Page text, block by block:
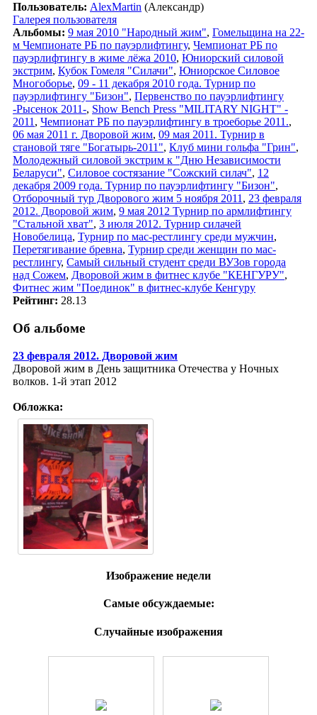
Пользователь: AlexMartin (Александр)
Галерея пользователя
Альбомы: 9 мая 2010 "Народный жим", Гомельщина на 22-
м Чемпионате РБ по пауэрлифтингу, Чемпионат РБ по
пауэрлифтингу в жиме лёжа 2010, Юниорский силовой
экстрим, Кубок Гомеля "Силачи", Юниорское Силовое
Многоборье, 09 - 11 декабря 2010 года. Турнир по
пауэрлифтингу "Бизон", Первенство по пауэрлифтингу
-Рысенок 2011-, Show Bench Press "MILITARY NIGHT" -
2011 , Чемпионат РБ по пауэрлифтингу в троеборье 2011.,
06 мая 2011 г. Дворовой жим, 09 мая 2011. Турнир в
становой тяге "Богатырь-2011", Клуб мини гольфа "Грин",
Молодежный силовой экстрим к "Дню Независимости
Беларуси", Силовое состязание "Сожский силач", 12
декабря 2009 года. Турнир по пауэрлифтингу "Бизон",
Отборочный тур Дворового жим 5 ноября 2011 , 23 февраля
2012. Дворовой жим, 9 мая 2012 Турнир по армлифтингу
"Стальной хват", 3 июля 2012. Турнир силачей
Новобелица, Турнир по мас-рестлингу среди мужчин,
Перетягивание бревна, Турнир среди женщин по мас-
рестлингу, Самый сильный студент среди ВУЗов города
над Сожем, Дворовой жим в фитнес клубе "КЕНГУРУ",
Фитнес жим "Поединок" в фитнес-клубе Кенгуру
Рейтинг: 28.13
Об альбоме
23 февраля 2012. Дворовой жим
Дворовой жим в День защитника Отечества у Ночных
волков. 1-й этап 2012
Обложка:
Изображение недели
Самые обсуждаемые:
Случайные изображения